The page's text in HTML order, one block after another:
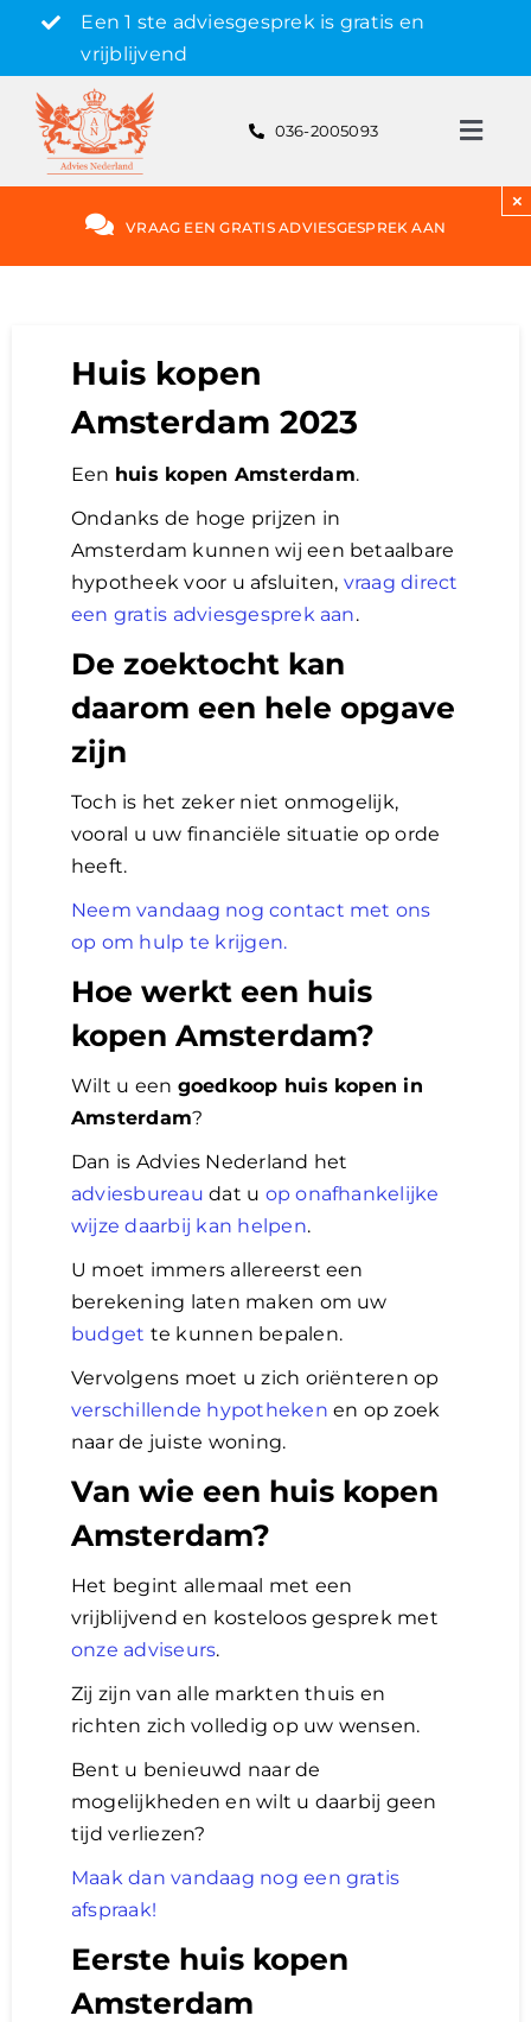
content
Een 1 ste adviesgesprek is gratis en
vrijblijvend
Hypotheek
Hypotheekvormen
Bereken
Lening
Overwaarde
over advies nederland
036-2005093
VRAAG EEN GRATIS ADVIESGESPREK AAN
×
Huis kopen
Amsterdam 2023
Een huis kopen Amsterdam.
Ondanks de hoge prijzen in
Amsterdam kunnen wij een betaalbare
hypotheek voor u afsluiten, vraag direct
een gratis adviesgesprek aan.
De zoektocht kan
daarom een hele opgave
zijn
Toch is het zeker niet onmogelijk,
vooral u uw financiële situatie op orde
heeft.
Neem vandaag nog contact met ons
op om hulp te krijgen.
Hoe werkt een huis
kopen Amsterdam?
Wilt u een goedkoop huis kopen in
Amsterdam?
Dan is Advies Nederland het
adviesbureau dat u op onafhankelijke
wijze daarbij kan helpen.
U moet immers allereerst een
berekening laten maken om uw
budget te kunnen bepalen.
Vervolgens moet u zich oriënteren op
verschillende hypotheken en op zoek
naar de juiste woning.
Van wie een huis kopen
Amsterdam?
Het begint allemaal met een
vrijblijvend en kosteloos gesprek met
onze adviseurs.
Zij zijn van alle markten thuis en
richten zich volledig op uw wensen.
Bent u benieuwd naar de
mogelijkheden en wilt u daarbij geen
tijd verliezen?
Maak dan vandaag nog een gratis
afspraak!
Eerste huis kopen
Amsterdam